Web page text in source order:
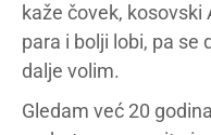
kaže čovek,
para i bolji lobi, pa se
dalje volim.
Gledam već 20